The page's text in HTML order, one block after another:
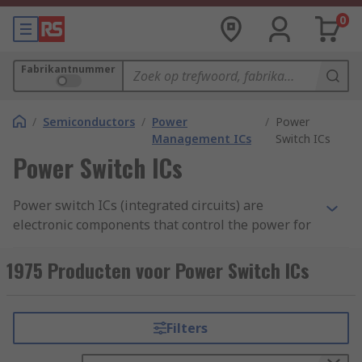
0
Fabrikantnummer
/ Semiconductors / Power
Management ICs
/ Power
Switch ICs
Power Switch ICs
Power switch ICs (integrated circuits) are
electronic components that control the power for
to enable or disable a power rail. Power switches
are often used to control the current to a USB
switches provide protection for circuits which
may experience overload or high operating
1975 Producten voor Power Switch ICs
Filters